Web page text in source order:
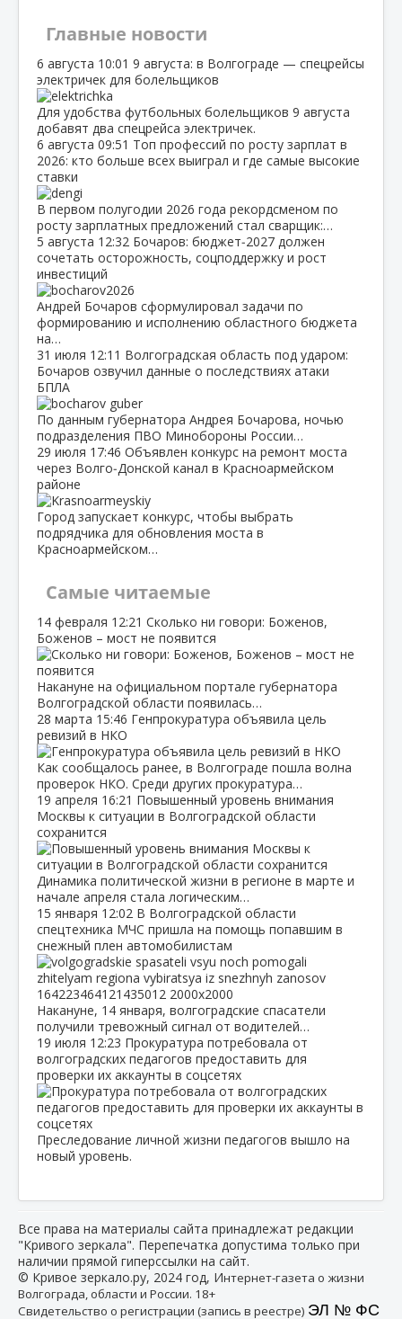
Главные новости
6 августа 10:01 9 августа: в Волгограде — спецрейсы
электричек для болельщиков
Для удобства футбольных болельщиков 9 августа
добавят два спецрейса электричек.
6 августа 09:51 Топ профессий по росту зарплат в
2026: кто больше всех выиграл и где самые высокие
ставки
В первом полугодии 2026 года рекордсменом по
росту зарплатных предложений стал сварщик:…
5 августа 12:32 Бочаров: бюджет‑2027 должен
сочетать осторожность, соцподдержку и рост
инвестиций
Андрей Бочаров сформулировал задачи по
формированию и исполнению областного бюджета
на…
31 июля 12:11 Волгоградская область под ударом:
Бочаров озвучил данные о последствиях атаки
БПЛА
По данным губернатора Андрея Бочарова, ночью
подразделения ПВО Минобороны России…
29 июля 17:46 Объявлен конкурс на ремонт моста
через Волго‑Донской канал в Красноармейском
районе
Город запускает конкурс, чтобы выбрать
подрядчика для обновления моста в
Красноармейском…
Самые читаемые
14 февраля 12:21 Сколько ни говори: Боженов,
Боженов – мост не появится
Накануне на официальном портале губернатора
Волгоградской области появилась…
28 марта 15:46 Генпрокуратура объявила цель
ревизий в НКО
Как сообщалось ранее, в Волгограде пошла волна
проверок НКО. Среди других прокуратура…
19 апреля 16:21 Повышенный уровень внимания
Москвы к ситуации в Волгоградской области
сохранится
Динамика политической жизни в регионе в марте и
начале апреля стала логическим…
15 января 12:02 В Волгоградской области
спецтехника МЧС пришла на помощь попавшим в
снежный плен автомобилистам
Накануне, 14 января, волгоградские спасатели
получили тревожный сигнал от водителей…
19 июля 12:23 Прокуратура потребовала от
волгоградских педагогов предоставить для
проверки их аккаунты в соцсетях
Преследование личной жизни педагогов вышло на
новый уровень.
Все права на материалы сайта принадлежат редакции
"Кривого зеркала". Перепечатка допустима только при
наличии прямой гиперссылки на сайт.
© Кривое зеркало.ру, 2024 год, Интернет-газета о жизни
Волгограда, области и России. 18+
Свидетельство о регистрации (запись в реестре) ЭЛ № ФС